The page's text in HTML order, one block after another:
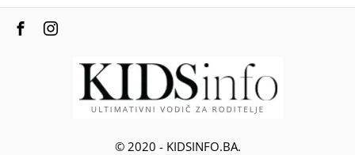
© 2020 - KIDSINFO.BA.